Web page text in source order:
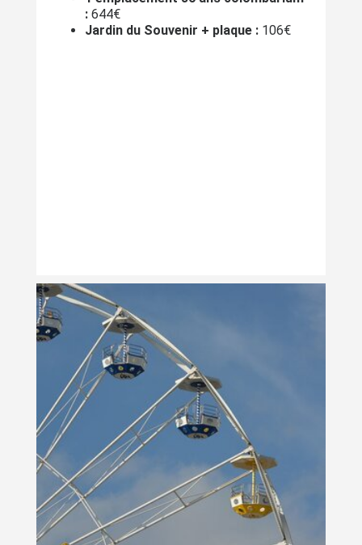
: 644€
Jardin du Souvenir + plaque : 106€